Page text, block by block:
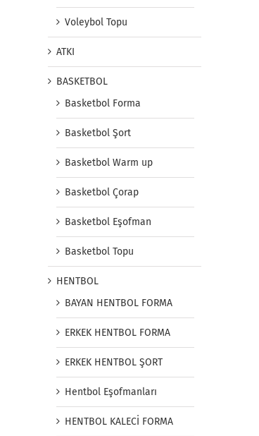
Voleybol Topu
ATKI
BASKETBOL
Basketbol Forma
Basketbol Şort
Basketbol Warm up
Basketbol Çorap
Basketbol Eşofman
Basketbol Topu
HENTBOL
BAYAN HENTBOL FORMA
ERKEK HENTBOL FORMA
ERKEK HENTBOL ŞORT
Hentbol Eşofmanları
HENTBOL KALECİ FORMA